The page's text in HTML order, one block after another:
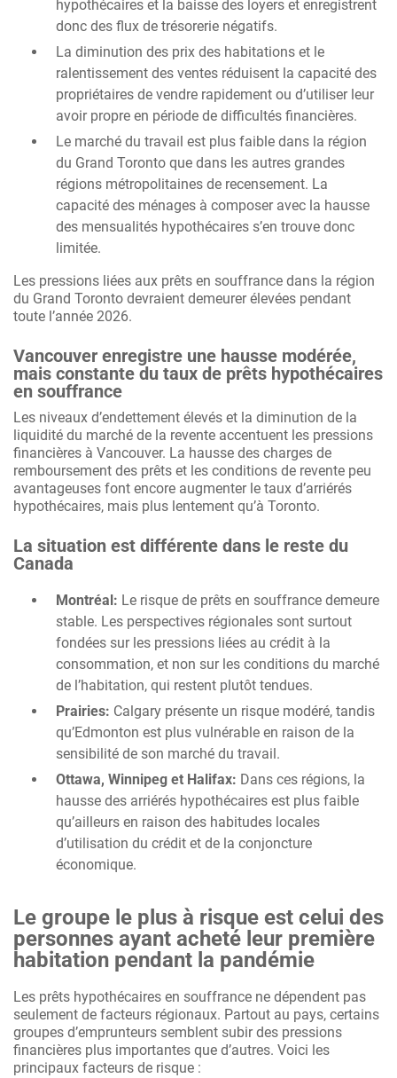
hypothécaires et la baisse des loyers et enregistrent
donc des flux de trésorerie négatifs.
La diminution des prix des habitations et le
ralentissement des ventes réduisent la capacité des
propriétaires de vendre rapidement ou d’utiliser leur
avoir propre en période de difficultés financières.
Le marché du travail est plus faible dans la région
du Grand Toronto que dans les autres grandes
régions métropolitaines de recensement. La
capacité des ménages à composer avec la hausse
des mensualités hypothécaires s’en trouve donc
limitée.
Les pressions liées aux prêts en souffrance dans la région
du Grand Toronto devraient demeurer élevées pendant
toute l’année 2026.
Vancouver enregistre une hausse modérée,
mais constante du taux de prêts hypothécaires
en souffrance
Les niveaux d’endettement élevés et la diminution de la
liquidité du marché de la revente accentuent les pressions
financières à Vancouver. La hausse des charges de
remboursement des prêts et les conditions de revente peu
avantageuses font encore augmenter le taux d’arriérés
hypothécaires, mais plus lentement qu’à Toronto.
La situation est différente dans le reste du
Canada
Montréal: Le risque de prêts en souffrance demeure
stable. Les perspectives régionales sont surtout
fondées sur les pressions liées au crédit à la
consommation, et non sur les conditions du marché
de l’habitation, qui restent plutôt tendues.
Prairies: Calgary présente un risque modéré, tandis
qu’Edmonton est plus vulnérable en raison de la
sensibilité de son marché du travail.
Ottawa, Winnipeg et Halifax: Dans ces régions, la
hausse des arriérés hypothécaires est plus faible
qu’ailleurs en raison des habitudes locales
d’utilisation du crédit et de la conjoncture
économique.
Le groupe le plus à risque est celui des
personnes ayant acheté leur première
habitation pendant la pandémie
Les prêts hypothécaires en souffrance ne dépendent pas
seulement de facteurs régionaux. Partout au pays, certains
groupes d’emprunteurs semblent subir des pressions
financières plus importantes que d’autres. Voici les
principaux facteurs de risque :